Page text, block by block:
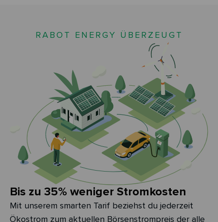
RABOT ENERGY ÜBERZEUGT
Bis zu 35% weniger Stromkosten
Mit unserem smarten Tarif beziehst du jederzeit
Ökostrom zum aktuellen Börsenstrompreis der alle